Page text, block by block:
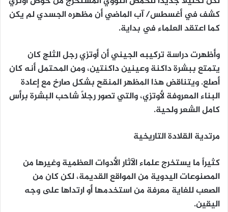
كشف في أغسطس/ آب الماضي أن مظهره الجسدي لم يكن
كما اعتقد العلماء في بداية.
وأظهرت دراسة تركيبه الجيني أن أوتزي رجل الثلج كان
يتمتع ببشرة داكنة وعينين داكنتين، ومن المحتمل أنه كان
أصلع. ويتناقض هذا المظهر المنقح بشكل صارخ مع إعادة
البناء المعروفة لأوتزي، والتي تصور رجلاً شاحب البشرة برأس
كامل الشعر ولحية.
مرتدية القلادة التاريخية
كثيراً ما يستخرج علماء الآثار الأدوات العظمية وغيرها من
المصنوعات اليدوية من المواقع القديمة، لكن كان من
الصعب للغاية معرفة من استخدمها أو ارتداها على وجه
اليقين.